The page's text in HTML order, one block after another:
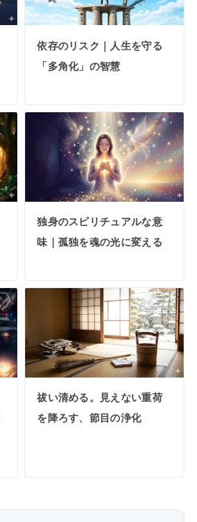
依存のリスク｜人生を守る
「多角化」の智慧
独身のスピリチュアルな意
味｜孤独を魂の光に変える
祓い清める。見えない重荷
を降ろす、節目の浄化